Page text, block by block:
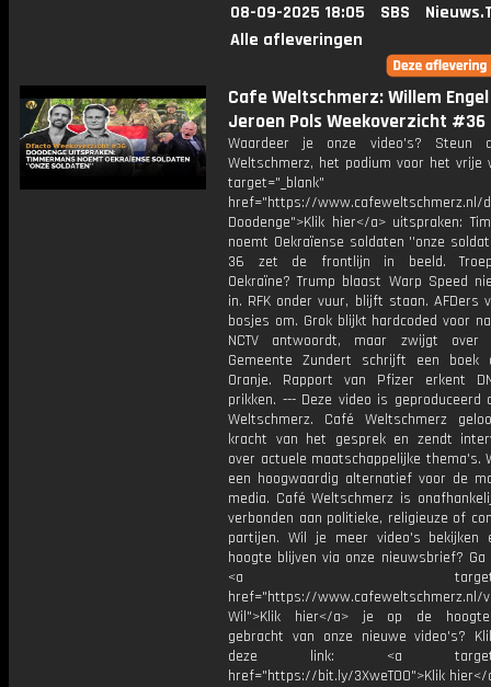
08-09-2025 18:05 SBS
Alle afleveringen
Cafe Weltschmerz: Willem
Jeroen Pols Weekoverzicht #36
Waardeer je onze video's? Steun
Weltschmerz, het podium voor het vrije
target="_blank"
href="https://www.cafeweltschmerz.nl/
Doodenge">Klik hier</a> uitspraken:
noemt Oekraïense soldaten ''onze
36 zet de frontlijn in beeld.
Oekraïne? Trump blaast Warp Speed
in. RFK onder vuur, blijft staan. AFDers
bosjes om. Grok blijkt hardcoded voor
NCTV antwoordt, maar zwijgt over
Gemeente Zundert schrijft een boek
Oranje. Rapport van Pfizer erkent
prikken. --- Deze video is geproduceerd
Weltschmerz. Café Weltschmerz
kracht van het gesprek en zendt
over actuele maatschappelijke thema's.
een hoogwaardig alternatief voor de
media. Café Weltschmerz is
verbonden aan politieke, religieuze of
partijen. Wil je meer video's bekijken
hoogte blijven via onze nieuwsbrief? Ga
<a
href="https://www.cafeweltschmerz.nl/
Wil">Klik hier</a> je op de
gebracht van onze nieuwe video's?
deze link: <a
href="https://bit.ly/3XweTO0">Klik hier</